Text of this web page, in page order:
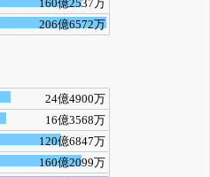
160億2537万
206億6572万
24億4900万
16億3568万
120億6847万
160億2099万